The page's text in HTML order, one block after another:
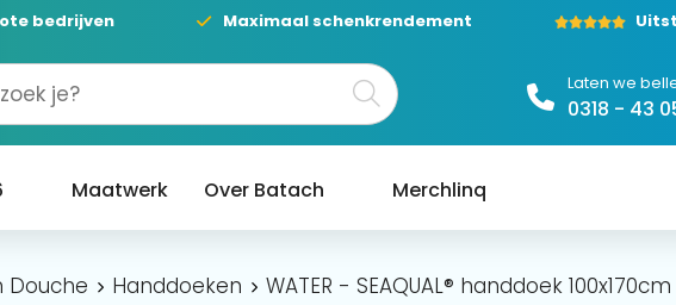
bedrijven Maximaal schenkrendement
Laten we
0318 - 43
Maatwerk Over Batach Merchlinq
Douche Handdoeken WATER - SEAQUAL® handdoek 100x170cm